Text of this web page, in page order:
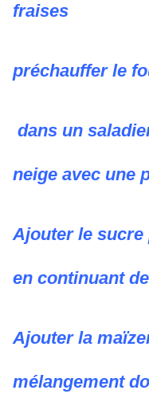
fraises
préchauffer le
dans un
neige avec une
Ajouter le sucre
en continuant
Ajouter la
mélangement